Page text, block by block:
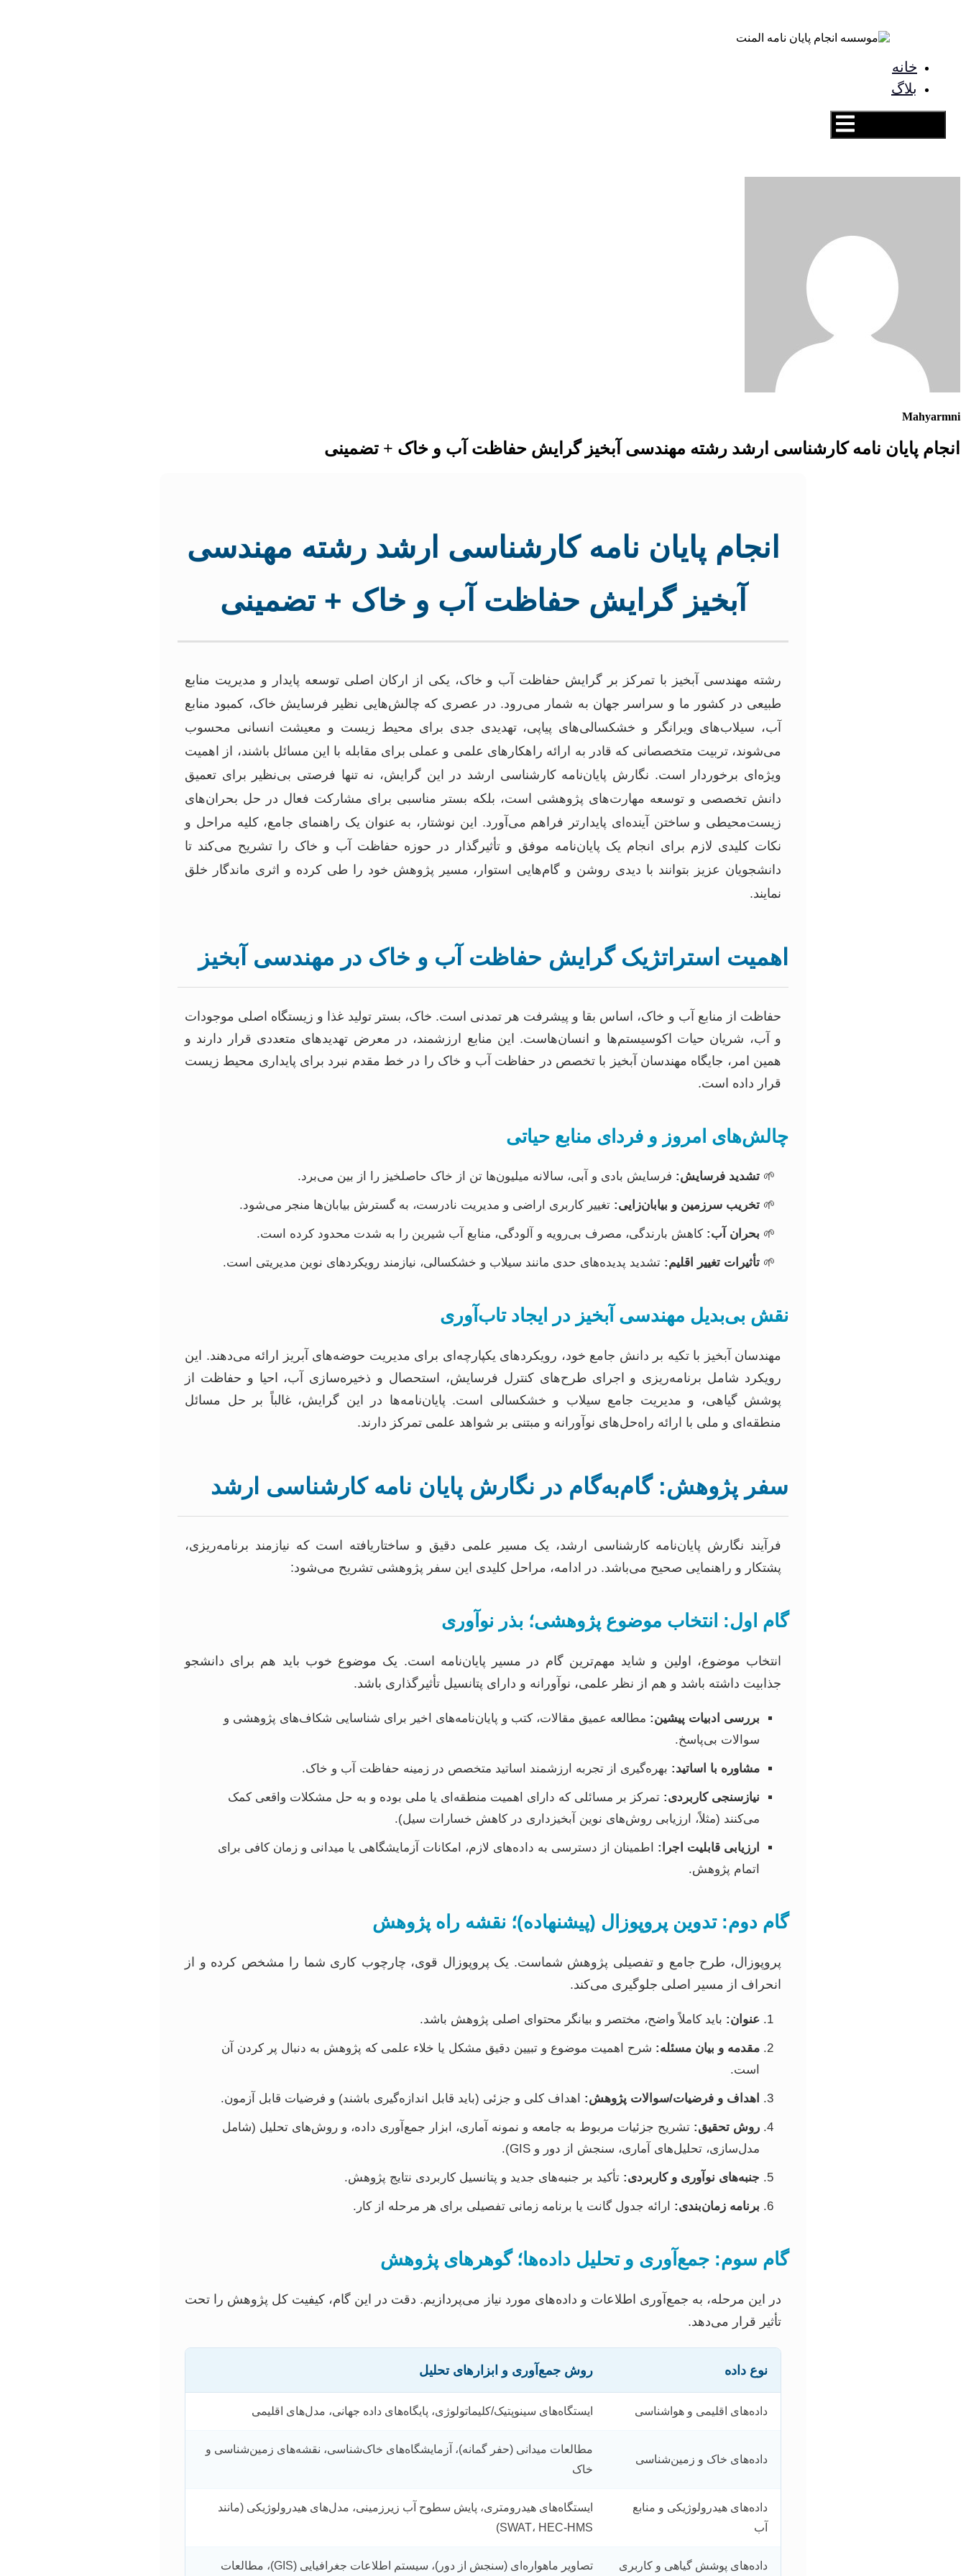
خانه
بلاگ
Mahyarmni
انجام پایان نامه کارشناسی ارشد رشته مهندسی آبخیز گرایش حفاظت آب و خاک + تضمینی
انجام پایان نامه کارشناسی ارشد رشته مهندسی
آبخیز گرایش حفاظت آب و خاک + تضمینی
رشته مهندسی آبخیز با تمرکز بر گرایش حفاظت آب و خاک، یکی از ارکان اصلی توسعه پایدار و مدیریت منابع
طبیعی در کشور ما و سراسر جهان به شمار می‌رود. در عصری که چالش‌هایی نظیر فرسایش خاک، کمبود منابع
آب، سیلاب‌های ویرانگر و خشکسالی‌های پیاپی، تهدیدی جدی برای محیط زیست و معیشت انسانی محسوب
می‌شوند، تربیت متخصصانی که قادر به ارائه راهکارهای علمی و عملی برای مقابله با این مسائل باشند، از اهمیت
ویژه‌ای برخوردار است. نگارش پایان‌نامه کارشناسی ارشد در این گرایش، نه تنها فرصتی بی‌نظیر برای تعمیق
دانش تخصصی و توسعه مهارت‌های پژوهشی است، بلکه بستر مناسبی برای مشارکت فعال در حل بحران‌های
زیست‌محیطی و ساختن آینده‌ای پایدارتر فراهم می‌آورد. این نوشتار، به عنوان یک راهنمای جامع، کلیه مراحل و
نکات کلیدی لازم برای انجام یک پایان‌نامه موفق و تأثیرگذار در حوزه حفاظت آب و خاک را تشریح می‌کند تا
دانشجویان عزیز بتوانند با دیدی روشن و گام‌هایی استوار، مسیر پژوهش خود را طی کرده و اثری ماندگار خلق
نمایند.
اهمیت استراتژیک گرایش حفاظت آب و خاک در مهندسی آبخیز
حفاظت از منابع آب و خاک، اساس بقا و پیشرفت هر تمدنی است. خاک، بستر تولید غذا و زیستگاه اصلی موجودات
و آب، شریان حیات اکوسیستم‌ها و انسان‌هاست. این منابع ارزشمند، در معرض تهدیدهای متعددی قرار دارند و
همین امر، جایگاه مهندسان آبخیز با تخصص در حفاظت آب و خاک را در خط مقدم نبرد برای پایداری محیط زیست
قرار داده است.
چالش‌های امروز و فردای منابع حیاتی
تشدید فرسایش: فرسایش بادی و آبی، سالانه میلیون‌ها تن از خاک حاصلخیز را از بین می‌برد.
تخریب سرزمین و بیابان‌زایی: تغییر کاربری اراضی و مدیریت نادرست، به گسترش بیابان‌ها منجر می‌شود.
بحران آب: کاهش بارندگی، مصرف بی‌رویه و آلودگی، منابع آب شیرین را به شدت محدود کرده است.
تأثیرات تغییر اقلیم: تشدید پدیده‌های حدی مانند سیلاب و خشکسالی، نیازمند رویکردهای نوین مدیریتی است.
نقش بی‌بدیل مهندسی آبخیز در ایجاد تاب‌آوری
مهندسان آبخیز با تکیه بر دانش جامع خود، رویکردهای یکپارچه‌ای برای مدیریت حوضه‌های آبریز ارائه می‌دهند. این
رویکرد شامل برنامه‌ریزی و اجرای طرح‌های کنترل فرسایش، استحصال و ذخیره‌سازی آب، احیا و حفاظت از
پوشش گیاهی، و مدیریت جامع سیلاب و خشکسالی است. پایان‌نامه‌ها در این گرایش، غالباً بر حل مسائل
منطقه‌ای و ملی با ارائه راه‌حل‌های نوآورانه و مبتنی بر شواهد علمی تمرکز دارند.
سفر پژوهش: گام‌به‌گام در نگارش پایان نامه کارشناسی ارشد
فرآیند نگارش پایان‌نامه کارشناسی ارشد، یک مسیر علمی دقیق و ساختاریافته است که نیازمند برنامه‌ریزی،
پشتکار و راهنمایی صحیح می‌باشد. در ادامه، مراحل کلیدی این سفر پژوهشی تشریح می‌شود:
گام اول: انتخاب موضوع پژوهشی؛ بذر نوآوری
انتخاب موضوع، اولین و شاید مهم‌ترین گام در مسیر پایان‌نامه است. یک موضوع خوب باید هم برای دانشجو
جذابیت داشته باشد و هم از نظر علمی، نوآورانه و دارای پتانسیل تأثیرگذاری باشد.
بررسی ادبیات پیشین: مطالعه عمیق مقالات، کتب و پایان‌نامه‌های اخیر برای شناسایی شکاف‌های پژوهشی و
سوالات بی‌پاسخ.
مشاوره با اساتید: بهره‌گیری از تجربه ارزشمند اساتید متخصص در زمینه حفاظت آب و خاک.
نیازسنجی کاربردی: تمرکز بر مسائلی که دارای اهمیت منطقه‌ای یا ملی بوده و به حل مشکلات واقعی کمک
می‌کنند (مثلاً، ارزیابی روش‌های نوین آبخیزداری در کاهش خسارات سیل).
ارزیابی قابلیت اجرا: اطمینان از دسترسی به داده‌های لازم، امکانات آزمایشگاهی یا میدانی و زمان کافی برای
اتمام پژوهش.
گام دوم: تدوین پروپوزال (پیشنهاده)؛ نقشه راه پژوهش
پروپوزال، طرح جامع و تفصیلی پژوهش شماست. یک پروپوزال قوی، چارچوب کاری شما را مشخص کرده و از
انحراف از مسیر اصلی جلوگیری می‌کند.
عنوان: باید کاملاً واضح، مختصر و بیانگر محتوای اصلی پژوهش باشد.
مقدمه و بیان مسئله: شرح اهمیت موضوع و تبیین دقیق مشکل یا خلاء علمی که پژوهش به دنبال پر کردن آن
است.
اهداف و فرضیات/سوالات پژوهش: اهداف کلی و جزئی (باید قابل اندازه‌گیری باشند) و فرضیات قابل آزمون.
روش تحقیق: تشریح جزئیات مربوط به جامعه و نمونه آماری، ابزار جمع‌آوری داده، و روش‌های تحلیل (شامل
مدل‌سازی، تحلیل‌های آماری، سنجش از دور و GIS).
جنبه‌های نوآوری و کاربردی: تأکید بر جنبه‌های جدید و پتانسیل کاربردی نتایج پژوهش.
برنامه زمان‌بندی: ارائه جدول گانت یا برنامه زمانی تفصیلی برای هر مرحله از کار.
گام سوم: جمع‌آوری و تحلیل داده‌ها؛ گوهرهای پژوهش
در این مرحله، به جمع‌آوری اطلاعات و داده‌های مورد نیاز می‌پردازیم. دقت در این گام، کیفیت کل پژوهش را تحت
تأثیر قرار می‌دهد.
نوع داده روش جمع‌آوری و ابزارهای تحلیل
داده‌های اقلیمی و هواشناسی ایستگاه‌های سینوپتیک/کلیماتولوژی، پایگاه‌های داده جهانی، مدل‌های اقلیمی
داده‌های خاک و زمین‌شناسی
مطالعات میدانی (حفر گمانه)، آزمایشگاه‌های خاک‌شناسی، نقشه‌های زمین‌شناسی و
خاک
داده‌های هیدرولوژیکی و منابع
آب
ایستگاه‌های هیدرومتری، پایش سطوح آب زیرزمینی، مدل‌های هیدرولوژیکی (مانند
SWAT، HEC-HMS)
داده‌های پوشش گیاهی و کاربری تصاویر ماهواره‌ای (سنجش از دور)، سیستم اطلاعات جغرافیایی (GIS)، مطالعات